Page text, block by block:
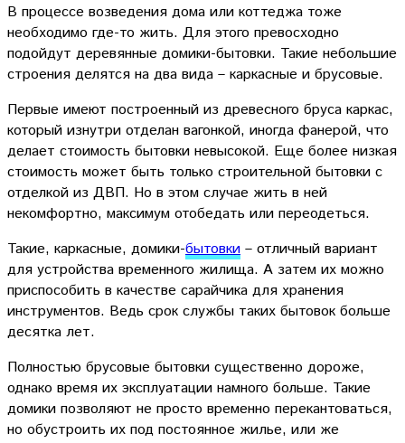
В процессе возведения дома или коттеджа тоже
необходимо где-то жить. Для этого превосходно
подойдут деревянные домики-бытовки. Такие небольшие
строения делятся на два вида – каркасные и брусовые.
Первые имеют построенный из древесного бруса каркас,
который изнутри отделан вагонкой, иногда фанерой, что
делает стоимость бытовки невысокой. Еще более низкая
стоимость может быть только строительной бытовки с
отделкой из ДВП. Но в этом случае жить в ней
некомфортно, максимум отобедать или переодеться.
Такие, каркасные, домики-бытовки – отличный вариант
для устройства временного жилища. А затем их можно
приспособить в качестве сарайчика для хранения
инструментов. Ведь срок службы таких бытовок больше
десятка лет.
Полностью брусовые бытовки существенно дороже,
однако время их эксплуатации намного больше. Такие
домики позволяют не просто временно перекантоваться,
но обустроить их под постоянное жилье, или же